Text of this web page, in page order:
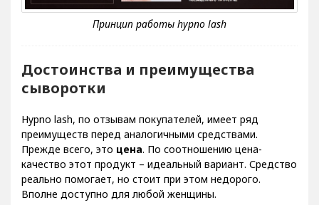
Достоинства и преимущества
сыворотки
Hypno lash, по отзывам покупателей, имеет ряд
преимуществ перед аналогичными средствами.
Прежде всего, это цена. По соотношению цена-
качество этот продукт – идеальный вариант. Средство
реально помогает, но стоит при этом недорого.
Вполне доступно для любой женщины.